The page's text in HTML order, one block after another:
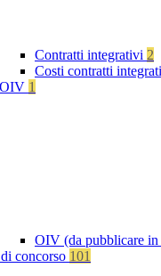
Contratti integrativi 2
Costi contratti
OIV 1
OIV (da pubblicare in
concorso 101